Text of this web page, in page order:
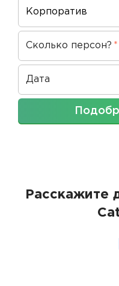
Повод
проведения
Сколько персон?
Дата
Расскажите